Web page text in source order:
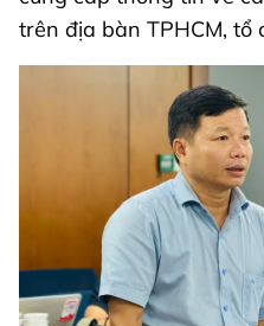
trên địa bàn TPHCM, tổ